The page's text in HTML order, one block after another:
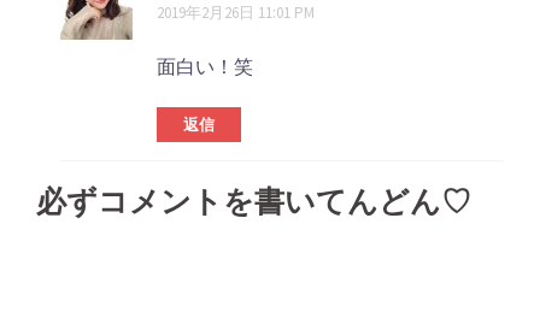
2019年2月26日 11:01 PM
面白い！笑
返信
必ずコメントを書いてんどん♡